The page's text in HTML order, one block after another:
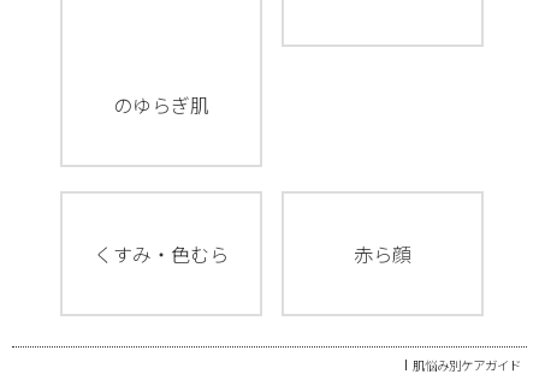
のゆらぎ肌
くすみ・色むら 赤ら顔
肌悩み別ケアガイド